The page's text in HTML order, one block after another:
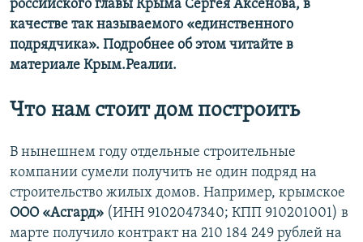
российского главы Крыма Сергея Аксенова, в
качестве так называемого «единственного
подрядчика». Подробнее об этом читайте в
материале Крым.Реалии.
Что нам стоит дом построить
В нынешнем году отдельные строительные
компании сумели получить не один подряд на
строительство жилых домов. Например, крымское
ООО «Асгард» (ИНН 9102047340; КПП 910201001) в
марте получило контракт на 210 184 249 рублей на